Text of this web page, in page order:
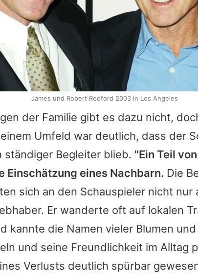
der Familie gibt es dazu nicht,
Umfeld war deutlich, dass der
ständiger Begleiter blieb. "Ein Teil
Einschätzung eines Nachbarn. Die
sich an den Schauspieler nicht nur
Er wanderte oft auf lokalen
kannte die Namen vieler Blumen
und seine Freundlichkeit im Alltag
Verlusts deutlich spürbar
James und Robert Redford 2003 in Los Angeles